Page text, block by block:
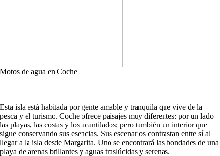
Motos de agua en Coche
Esta isla está habitada por gente amable y tranquila que vive de la
pesca y el turismo. Coche ofrece paisajes muy diferentes: por un lado
las playas, las costas y los acantilados; pero también un interior que
sigue conservando sus esencias. Sus escenarios contrastan entre sí al
llegar a la isla desde Margarita. Uno se encontrará las bondades de una
playa de arenas brillantes y aguas traslúcidas y serenas.